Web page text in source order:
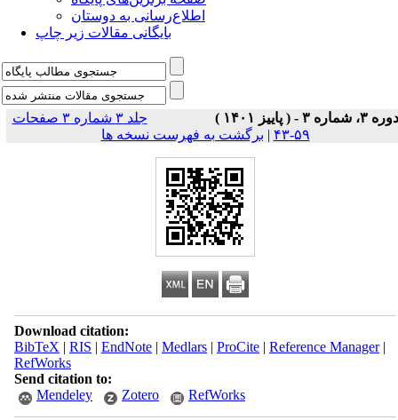
اطلاع‌رسانی به دوستان
بایگانی مقالات زیر چاپ
دوره ۳، شماره ۳ - ( پاییز ۱۴۰۱ )
جلد ۳ شماره ۳ صفحات
۵۹-۴۳
| برگشت به فهرست نسخه ها
Download citation:
BibTeX | RIS | EndNote| Medlars| ProCite| Reference Manager|
RefWorks
Send citation to:
Mendeley
Zotero RefWorks